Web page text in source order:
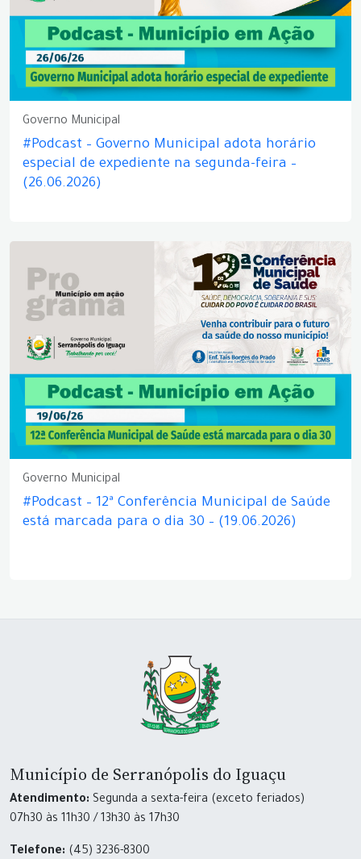
Governo Municipal
#Podcast – Governo Municipal adota horário
especial de expediente na segunda-feira –
(26.06.2026)
Governo Municipal
#Podcast – 12ª Conferência Municipal de Saúde
está marcada para o dia 30 – (19.06.2026)
Município de Serranópolis do Iguaçu
Atendimento: Segunda a sexta-feira (exceto feriados)
07h30 às 11h30 / 13h30 às 17h30
Telefone: (45) 3236-8300